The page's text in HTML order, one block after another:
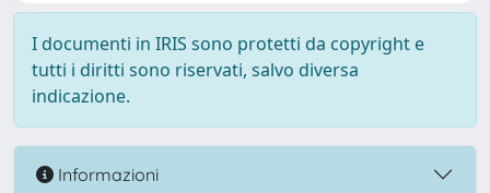
I documenti in IRIS sono protetti da copyright e
tutti i diritti sono riservati, salvo diversa
indicazione.
Informazioni